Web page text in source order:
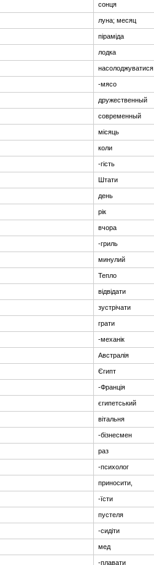
сонця
луна; месяц
піраміда
лодка
насолоджуватися
-мясо
дружественный
современный
місяць
коли
-гість
Штати
день
рік
вчора
-гриль
минулий
Тепло
відвідати
зустрічати
грати
-механік
Австралія
Єгипт
-Франція
єгипетський
вітальня
-бізнесмен
раз
-психолог
приносити,
-їсти
пустеля
-сидіти
мед
-плавати